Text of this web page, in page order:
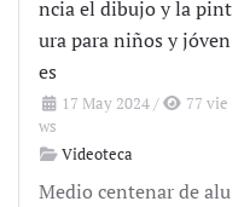
ncia el dibujo y la pint
ura para niños y jóven
es
17 May 2024/
77 vie
ws
Videoteca
Medio centenar de alu